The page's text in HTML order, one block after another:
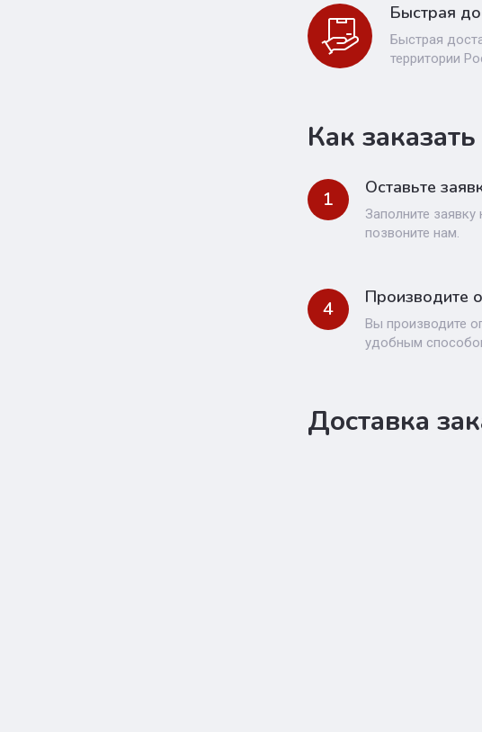
Быстрая
Быстрая
территории
Как заказать
1 Оставьте
Заполните заявку
позвоните нам.
4 Производите
Вы производите
удобным
Доставка